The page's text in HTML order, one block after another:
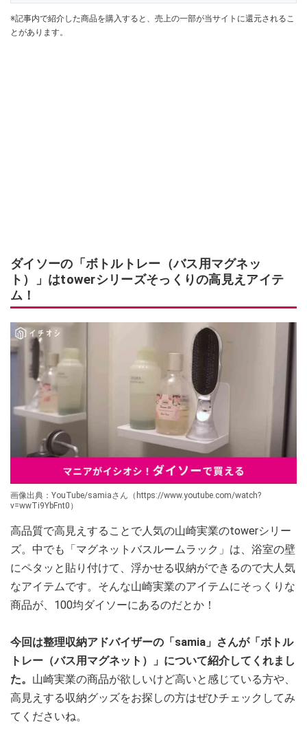
※記事内で紹介した商品を購入すると、売上の一部が当サイトに還元されるこ
とがあります。
ダイソーの「ボトルトレー（バス用マグネッ
ト）」はtowerシリーズそっくりの高見えアイテ
ム！
画像出典：YouTube/samiaさん（https://www.youtube.com/watch?
v=wwTi9YbFnt0）
高品質で高見えすることで人気の山崎実業のtowerシリー
ズ。中でも「マグネットバスルームラック」は、浴室の壁
にペタッと貼り付けて、浮かせる収納ができるので大人気
なアイテムです。そんな山崎実業のアイテムにそっくりな
商品が、100均ダイソーにあるのだとか！
今回は整理収納アドバイザーの「samia」さんが「ボトル
トレー（バス用マグネット）」について紹介してくれまし
た。 山崎実業の商品が欲しいけど高いと感じている方や、
高見えする収納グッズをお探しの方はぜひチェックしてみ
てくださいね。